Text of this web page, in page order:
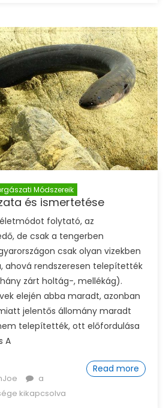
Módszereik
és ismertetése
folytató, az
de csak a tengerben
csak olyan vizekben
ahová rendszeresen telepítették
zárt holtág-, mellékág).
elején abba maradt, azonban
jelentős állomány maradt
telepítették, ott előfordulása
A
Read more
Angolna horgászata és
ismertetése bejegyzéshez
a
kikapcsolva